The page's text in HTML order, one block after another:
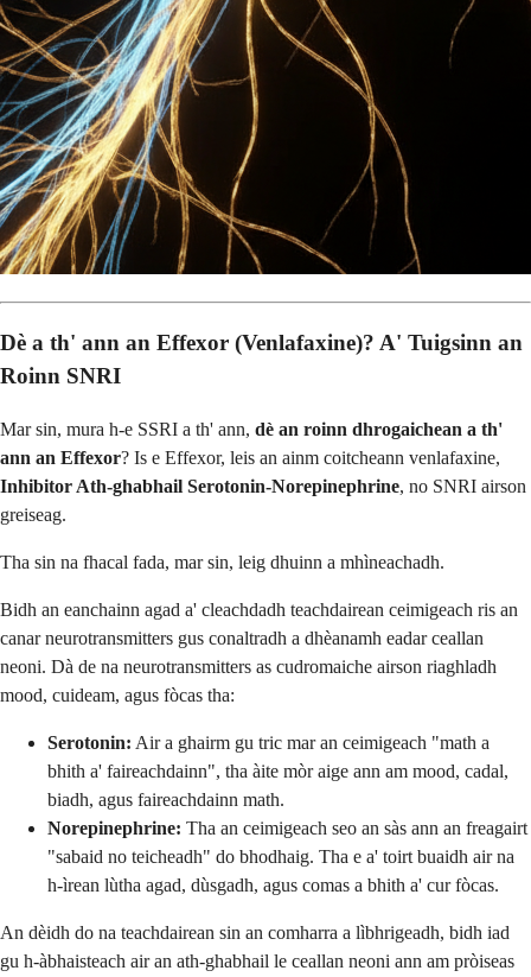
Dè a th' ann an Effexor (Venlafaxine)? A' Tuigsinn an
Roinn SNRI
Mar sin, mura h-e SSRI a th' ann, dè an roinn dhrogaichean a th'
ann an Effexor? Is e Effexor, leis an ainm coitcheann venlafaxine,
Inhibitor Ath-ghabhail Serotonin-Norepinephrine, no SNRI airson
greiseag.
Tha sin na fhacal fada, mar sin, leig dhuinn a mhìneachadh.
Bidh an eanchainn agad a' cleachdadh teachdairean ceimigeach ris an
canar neurotransmitters gus conaltradh a dhèanamh eadar ceallan
neoni. Dà de na neurotransmitters as cudromaiche airson riaghladh
mood, cuideam, agus fòcas tha:
Serotonin: Air a ghairm gu tric mar an ceimigeach "math a
bhith a' faireachdainn", tha àite mòr aige ann am mood, cadal,
biadh, agus faireachdainn math.
Norepinephrine: Tha an ceimigeach seo an sàs ann an freagairt
"sabaid no teicheadh" do bhodhaig. Tha e a' toirt buaidh air na
h-ìrean lùtha agad, dùsgadh, agus comas a bhith a' cur fòcas.
An dèidh do na teachdairean sin an comharra a lìbhrigeadh, bidh iad
gu h-àbhaisteach air an ath-ghabhail le ceallan neoni ann am pròiseas